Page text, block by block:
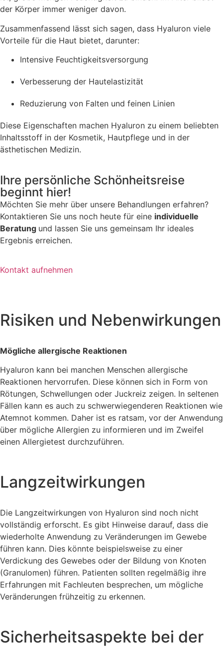
der Körper immer weniger davon.
Zusammenfassend lässt sich sagen, dass Hyaluron viele
Vorteile für die Haut bietet, darunter:
Intensive Feuchtigkeitsversorgung
Verbesserung der Hautelastizität
Reduzierung von Falten und feinen Linien
Diese Eigenschaften machen Hyaluron zu einem beliebten
Inhaltsstoff in der Kosmetik, Hautpflege und in der
ästhetischen Medizin.
Ihre persönliche Schönheitsreise
beginnt hier!
Möchten Sie mehr über unsere Behandlungen erfahren?
Kontaktieren Sie uns noch heute für eine individuelle
Beratung und lassen Sie uns gemeinsam Ihr ideales
Ergebnis erreichen.
Kontakt aufnehmen
Risiken und Nebenwirkungen
Mögliche allergische Reaktionen
Hyaluron kann bei manchen Menschen allergische
Reaktionen hervorrufen. Diese können sich in Form von
Rötungen, Schwellungen oder Juckreiz zeigen. In seltenen
Fällen kann es auch zu schwerwiegenderen Reaktionen wie
Atemnot kommen. Daher ist es ratsam, vor der Anwendung
über mögliche Allergien zu informieren und im Zweifel
einen Allergietest durchzuführen.
Langzeitwirkungen
Die Langzeitwirkungen von Hyaluron sind noch nicht
vollständig erforscht. Es gibt Hinweise darauf, dass die
wiederholte Anwendung zu Veränderungen im Gewebe
führen kann. Dies könnte beispielsweise zu einer
Verdickung des Gewebes oder der Bildung von Knoten
(Granulomen) führen. Patienten sollten regelmäßig ihre
Erfahrungen mit Fachleuten besprechen, um mögliche
Veränderungen frühzeitig zu erkennen.
Sicherheitsaspekte bei der